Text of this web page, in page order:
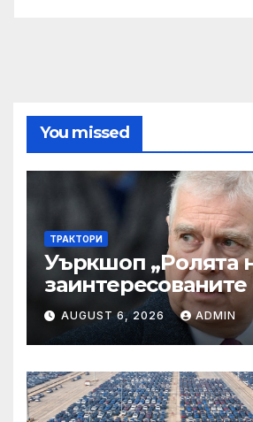
You missed
ТРАКТОРИ
Уъркшоп „Ролята
заинтересованите
във външното
на качеството“
AUGUST 6, 2026 ADMIN